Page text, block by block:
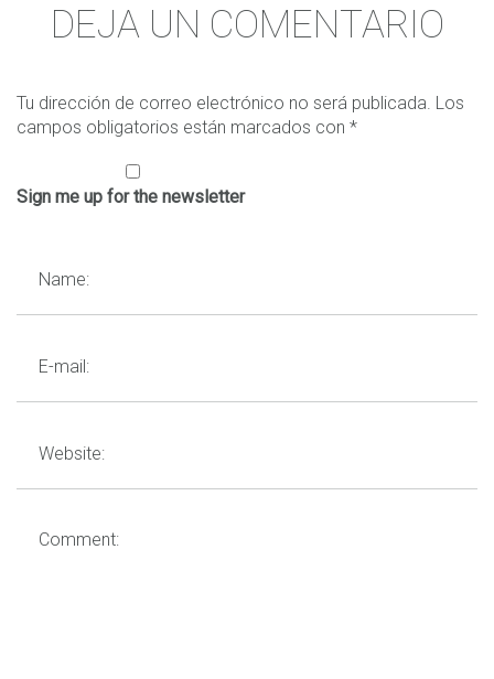
DEJA UN COMENTARIO
Tu dirección de correo electrónico no será publicada. Los
campos obligatorios están marcados con *
Sign me up for the newsletter